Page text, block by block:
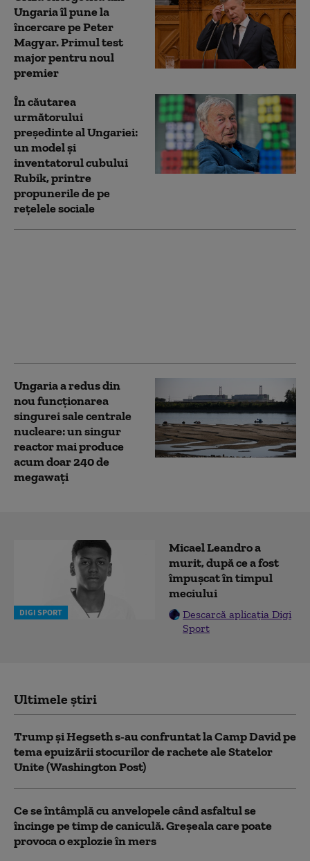
Ungaria îl pune la
încercare pe Peter
Magyar. Primul test
major pentru noul
premier
În căutarea
următorului
președinte al Ungariei:
un model și
inventatorul cubului
Rubik, printre
propunerile de pe
rețelele sociale
Ungaria a redus din
nou funcționarea
singurei sale centrale
nucleare: un singur
reactor mai produce
acum doar 240 de
megawați
DIGI SPORT
Micael Leandro a
murit, după ce a fost
împușcat în timpul
meciului
Descarcă aplicația Digi
Sport
Ultimele știri
Trump şi Hegseth s-au confruntat la Camp David pe
tema epuizării stocurilor de rachete ale Statelor
Unite (Washington Post)
Ce se întâmplă cu anvelopele când asfaltul se
încinge pe timp de caniculă. Greșeala care poate
provoca o explozie în mers